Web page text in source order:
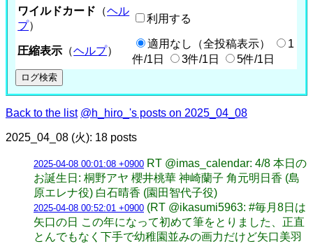
ワイルドカード （ヘル
プ）
利用する
圧縮表示 （ヘルプ）
適用なし（全投稿表示）
1
件/1日
3件/1日 5件/1日
Back to the list @h_hiro_'s posts on 2025_04_08
2025_04_08 (火): 18 posts
2025-04-08 00:01:08 +0900 RT @imas_calendar: 4/8 本日の
お誕生日: 桐野アヤ 櫻井桃華 神崎蘭子 角元明日香 (島
原エレナ役) 白石晴香 (園田智代子役)
2025-04-08 00:52:01 +0900 (RT @ikasumi5963: #毎月8日は
矢口の日 この年になって初めて筆をとりました、正直
とんでもなく下手で幼稚園並みの画力だけど矢口美羽